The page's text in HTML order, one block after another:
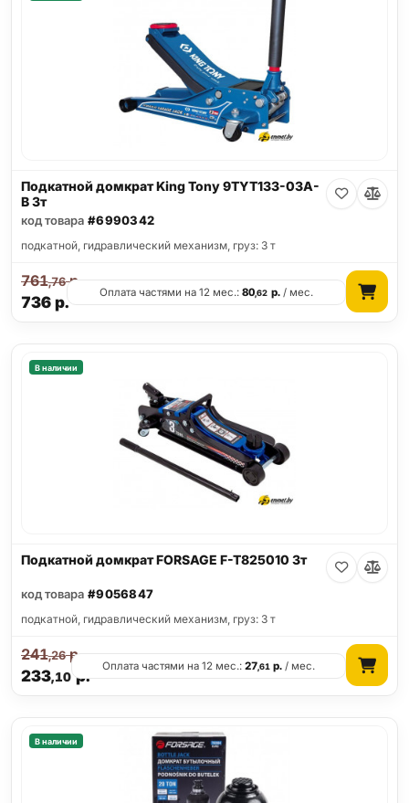
Подкатной домкрат King Tony 9TYT133-03A-
B 3т
код товара #6990342
подкатной, гидравлический механизм, груз: 3 т
736р.
761,76р.
Оплата частями на 12 мес.:80,62 р./ мес.
В наличии
Подкатной домкрат FORSAGE F-T825010 3т
код товара #9056847
подкатной, гидравлический механизм, груз: 3 т
233,10р.
241,26р.
Оплата частями на 12 мес.:27,61 р. / мес.
В наличии